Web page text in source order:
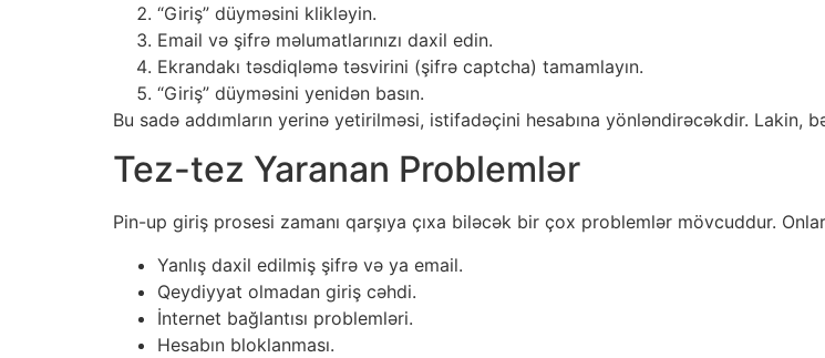
“Giriş” düyməsini klikləyin.
Email və şifrə məlumatlarınızı daxil edin.
Ekrandakı təsdiqləmə təsvirini (şifrə captcha) tamamlayın.
“Giriş” düyməsini yenidən basın.
Bu sadə addımların yerinə yetirilməsi, istifadəçini hesabına yönləndirəcəkdir.
Tez-tez Yaranan Problemlər
Pin-up giriş prosesi zamanı qarşıya çıxa biləcək bir çox problemlər mövcuddur.
Yanlış daxil edilmiş şifrə və ya email.
Qeydiyyat olmadan giriş cəhdi.
İnternet bağlantısı problemləri.
Hesabın bloklanması.